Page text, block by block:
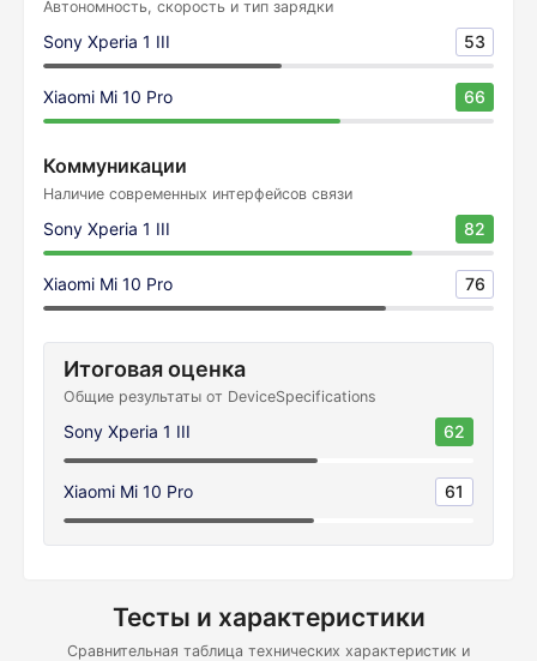
Автономность, скорость и тип зарядки
Sony Xperia 1 III 53
Xiaomi Mi 10 Pro 66
Коммуникации
Наличие современных интерфейсов связи
Sony Xperia 1 III 82
Xiaomi Mi 10 Pro 76
Итоговая оценка
Общие результаты от DeviceSpecifications
Sony Xperia 1 III 62
Xiaomi Mi 10 Pro 61
Тесты и характеристики
Сравнительная таблица технических характеристик и